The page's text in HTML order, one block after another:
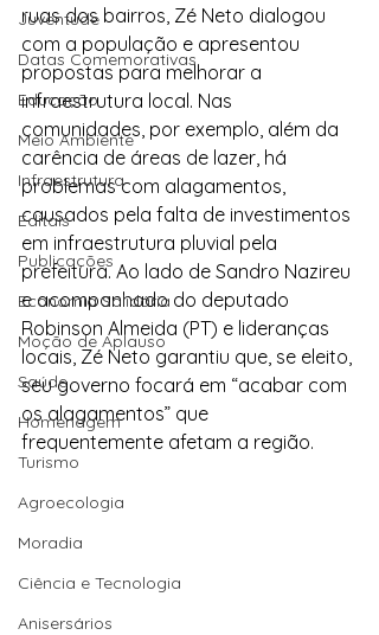
Juventude
Datas Comemorativas
Educação
Meio Ambiente
Infraestrutura
Editais
Publicações
Economia Solidária
Moção de Aplauso
Saúde
Homenagem
Turismo
Agroecologia
Moradia
Ciência e Tecnologia
Anisersários
ruas dos bairros, Zé Neto dialogou
com a população e apresentou
propostas para melhorar a
infraestrutura local. Nas
comunidades, por exemplo, além da
carência de áreas de lazer, há
problemas com alagamentos,
causados pela falta de investimentos
em infraestrutura pluvial pela
prefeitura. Ao lado de Sandro Nazireu
e acompanhado do deputado
Robinson Almeida (PT) e lideranças
locais, Zé Neto garantiu que, se eleito,
seu governo focará em “acabar com
os alagamentos” que
frequentemente afetam a região.